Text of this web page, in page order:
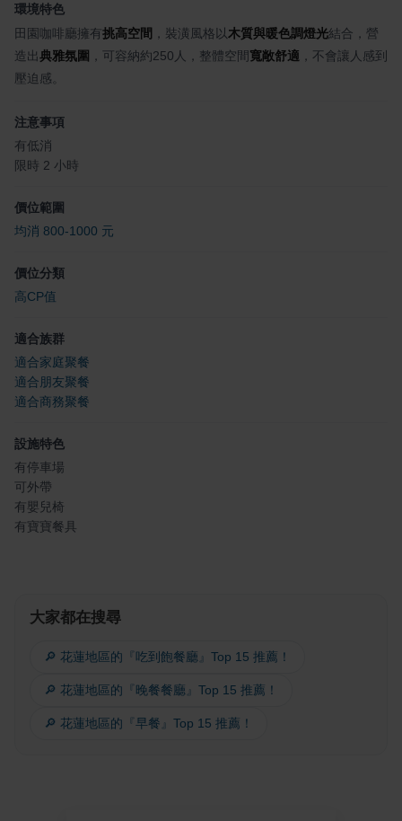
環境特色
田園咖啡廳擁有挑高空間 ，裝潢風格以木質與暖色調燈光結合，營
造出典雅氛圍 ，可容納約250人，整體空間寬敞舒適 ，不會讓人感到
壓迫感。
注意事項
有低消
限時 2 小時
價位範圍
均消 800-1000 元
價位分類
高CP值
適合族群
適合家庭聚餐
適合朋友聚餐
適合商務聚餐
設施特色
有停車場
可外帶
有嬰兒椅
有寶寶餐具
大家都在搜尋
🔎 花蓮地區的『吃到飽餐廳』Top 15 推薦！
🔎 花蓮地區的『晚餐餐廳』Top 15 推薦！
🔎 花蓮地區的『早餐』Top 15 推薦！